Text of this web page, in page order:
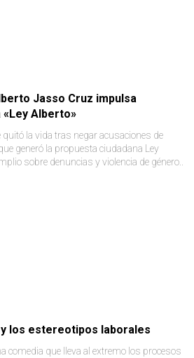
Jasso Cruz impulsa
«Ley Alberto»
quitó la vida tras negar acusaciones de
generó la propuesta ciudadana Ley
sobre denuncias y violencia de género..
y los estereotipos laborales
comedia que lleva al extremo los procesos